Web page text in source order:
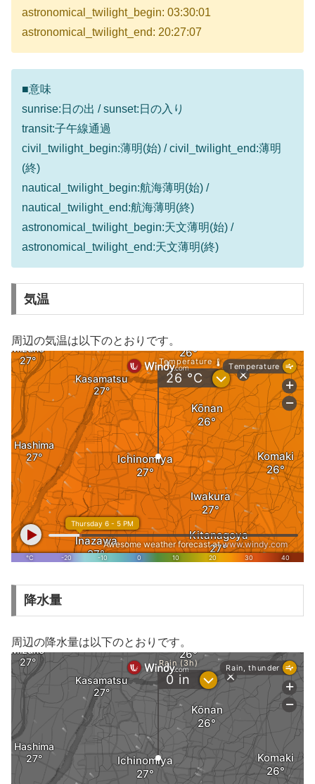
astronomical_twilight_begin: 03:30:01
astronomical_twilight_end: 20:27:07
■意味
sunrise:日の出 / sunset:日の入り
transit:子午線通過
civil_twilight_begin:薄明(始) / civil_twilight_end:薄明
(終)
nautical_twilight_begin:航海薄明(始) /
nautical_twilight_end:航海薄明(終)
astronomical_twilight_begin:天文薄明(始) /
astronomical_twilight_end:天文薄明(終)
気温
周辺の気温は以下のとおりです。
降水量
周辺の降水量は以下のとおりです。